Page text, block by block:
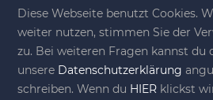
Upcycling, Dekoration,
Einrichtung und, und, und ...
viel Spaß beim Erkunden
natürlich für eure eigenen DIY-
Diese Webseite benutzt Cookies.
weiter nutzen, stimmen Sie der
zu. Bei weiteren Fragen kannst du
unsere Datenschutzerklärung
schreiben. Wenn du HIER klickst